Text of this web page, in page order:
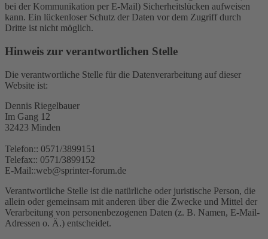
bei der Kommunikation per E-Mail) Sicherheitslücken aufweisen
kann. Ein lückenloser Schutz der Daten vor dem Zugriff durch
Dritte ist nicht möglich.
Hinweis zur verantwortlichen Stelle
Die verantwortliche Stelle für die Datenverarbeitung auf dieser
Website ist:
Dennis Riegelbauer
Im Gang 12
32423 Minden
Telefon:: 0571/3899151
Telefax:: 0571/3899152
E-Mail::web@sprinter-forum.de
Verantwortliche Stelle ist die natürliche oder juristische Person, die
allein oder gemeinsam mit anderen über die Zwecke und Mittel der
Verarbeitung von personenbezogenen Daten (z. B. Namen, E-Mail-
Adressen o. Ä.) entscheidet.